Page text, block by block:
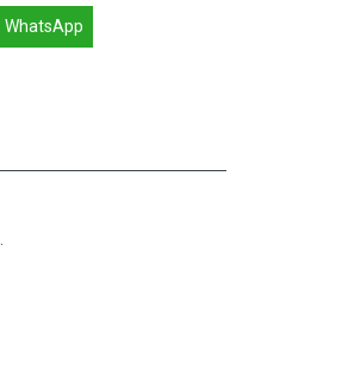
WhatsApp